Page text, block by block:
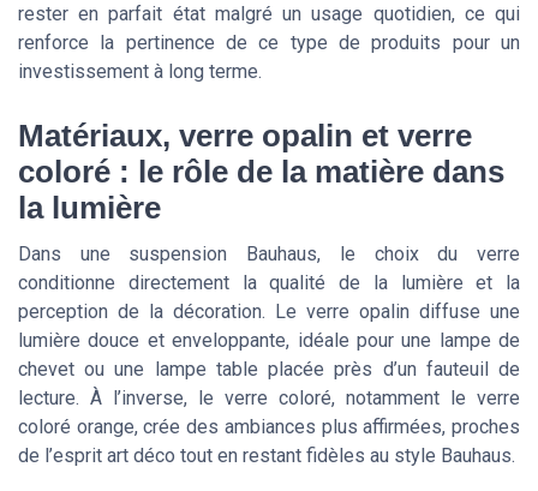
rester en parfait état malgré un usage quotidien, ce qui
renforce la pertinence de ce type de produits pour un
investissement à long terme.
Matériaux, verre opalin et verre
coloré : le rôle de la matière dans
la lumière
Dans une suspension Bauhaus, le choix du verre
conditionne directement la qualité de la lumière et la
perception de la décoration. Le verre opalin diffuse une
lumière douce et enveloppante, idéale pour une lampe de
chevet ou une lampe table placée près d’un fauteuil de
lecture. À l’inverse, le verre coloré, notamment le verre
coloré orange, crée des ambiances plus affirmées, proches
de l’esprit art déco tout en restant fidèles au style Bauhaus.